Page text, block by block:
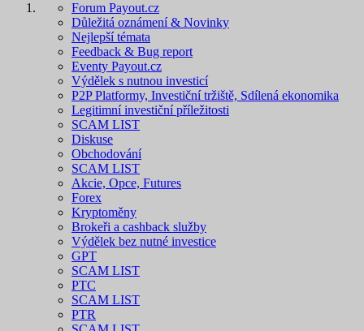
Forum Payout.cz
Důležitá oznámení & Novinky
Nejlepší témata
Feedback & Bug report
Eventy Payout.cz
Výdělek s nutnou investicí
P2P Platformy, Investiční tržiště, Sdílená ekonomika
Legitimní investiční příležitosti
SCAM LIST
Diskuse
Obchodování
SCAM LIST
Akcie, Opce, Futures
Forex
Kryptoměny
Brokeři a cashback služby
Výdělek bez nutné investice
GPT
SCAM LIST
PTC
SCAM LIST
PTR